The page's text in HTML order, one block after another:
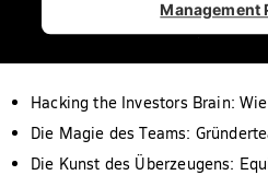
Management
Hacking the Investors Brain:
Die Magie des Teams:
Die Kunst des Überzeugens: